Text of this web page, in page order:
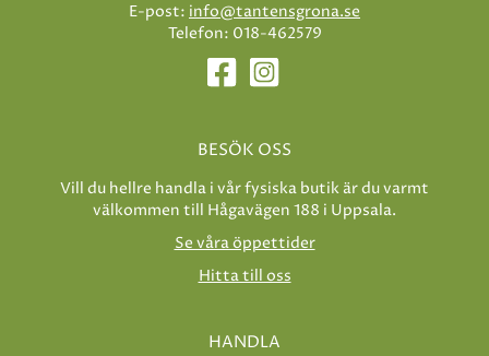
E-post: info@tantensgrona.se
Telefon: 018-462579
BESÖK OSS
Vill du hellre handla i vår fysiska butik är du varmt
välkommen till Hågavägen 188 i Uppsala.
Se våra öppettider
Hitta till oss
HANDLA